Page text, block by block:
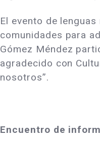
El evento de
comunidades para
Gómez Méndez
agradecido con
nosotros”.
Encuentro de